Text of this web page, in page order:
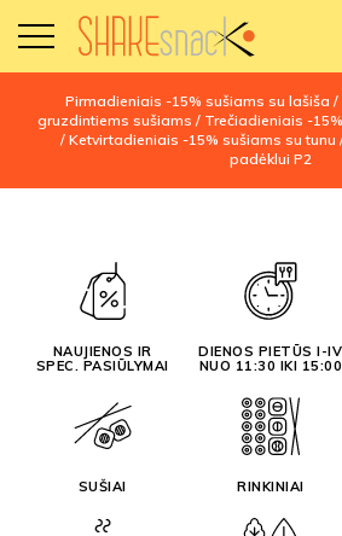
Pirmadieniais -15% sušiams su lašiša
gruzdintiems sušiams / Trečiadieniais -
/ Ketvirtadieniais -15% sušiams su
padėklui P2
NAUJIENOS IR
SPEC. PASIŪLYMAI
DIENOS PIETŪS I-IV
NUO 11:30 IKI 15:00
SUŠIAI RINKINIAI